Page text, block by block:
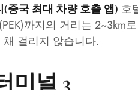
(중국 최대 차량 호출 앱) 호
까지의 거리는 2~3km
걸리지 않습니다.
미널 3